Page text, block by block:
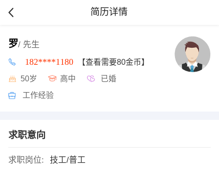
简历详情
罗/ 先生
182****1180 【查看需要80金币】
50岁 高中 已婚
工作经验
求职意向
求职岗位:
技工/普工